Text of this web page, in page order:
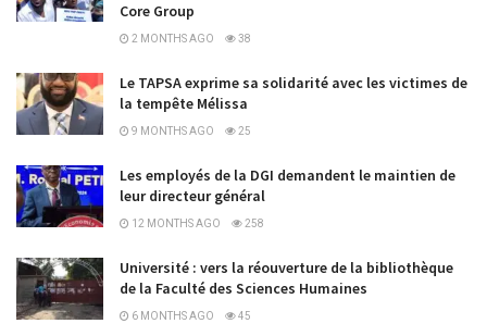
Core Group
2 MONTHS AGO 38
Le TAPSA exprime sa solidarité avec les victimes de
la tempête Mélissa
9 MONTHS AGO 25
Les employés de la DGI demandent le maintien de
leur directeur général
12 MONTHS AGO 258
Université : vers la réouverture de la bibliothèque
de la Faculté des Sciences Humaines
6 MONTHS AGO 45